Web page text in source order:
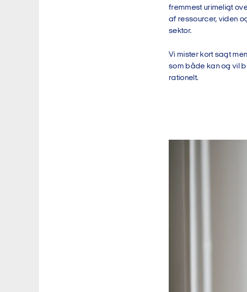
fremmest urimeligt
af ressourcer, viden
sektor.
Vi mister kort sagt
som både kan og vil
rationelt.